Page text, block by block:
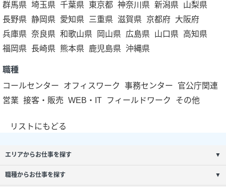
群馬県 埼玉県 千葉県 東京都 神奈川県 新潟県 山梨県
長野県 静岡県 愛知県 三重県 滋賀県 京都府 大阪府
兵庫県 奈良県 和歌山県 岡山県 広島県 山口県 高知県
福岡県 長崎県 熊本県 鹿児島県 沖縄県
職種
コールセンター
オフィスワーク 事務センター
官公庁関連
営業 接客・販売 WEB・IT フィールドワーク その他
リストにもどる
エリアからお仕事を探す ▼
職種からお仕事を探す ▼